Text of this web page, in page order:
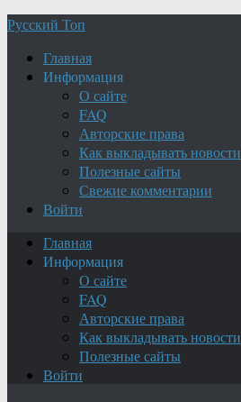
Русский Топ
Главная
Информация
О сайте
FAQ
Авторские права
Как выкладывать новости
Полезные сайты
Свежие комментарии
Войти
Главная
Информация
О сайте
FAQ
Авторские права
Как выкладывать новости
Полезные сайты
Войти